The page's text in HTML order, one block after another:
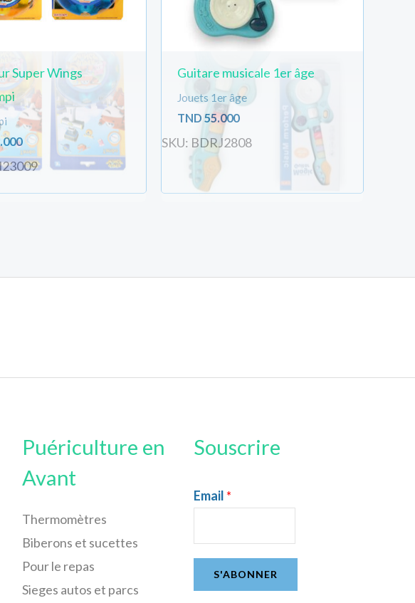
Super Wings
Guitare musicale 1er âge
Jouets 1er âge
TND 55.000
SKU: BDRJ2808
Puériculture en
Avant
Thermomètres
Biberons et sucettes
Pour le repas
Sieges autos et parcs
Souscrire
Email *
S'ABONNER